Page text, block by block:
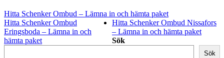
Hitta Schenker Ombud – Lämna in och hämta paket
Hitta Schenker Ombud
Eringsboda – Lämna in och
hämta paket
Hitta Schenker Ombud Nissafors
– Lämna in och hämta paket
Sök
Sök